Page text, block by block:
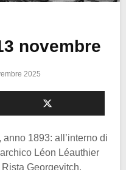
novembre
2025
, anno 1893: all’interno di
Léon Léauthier
Georgevitch.